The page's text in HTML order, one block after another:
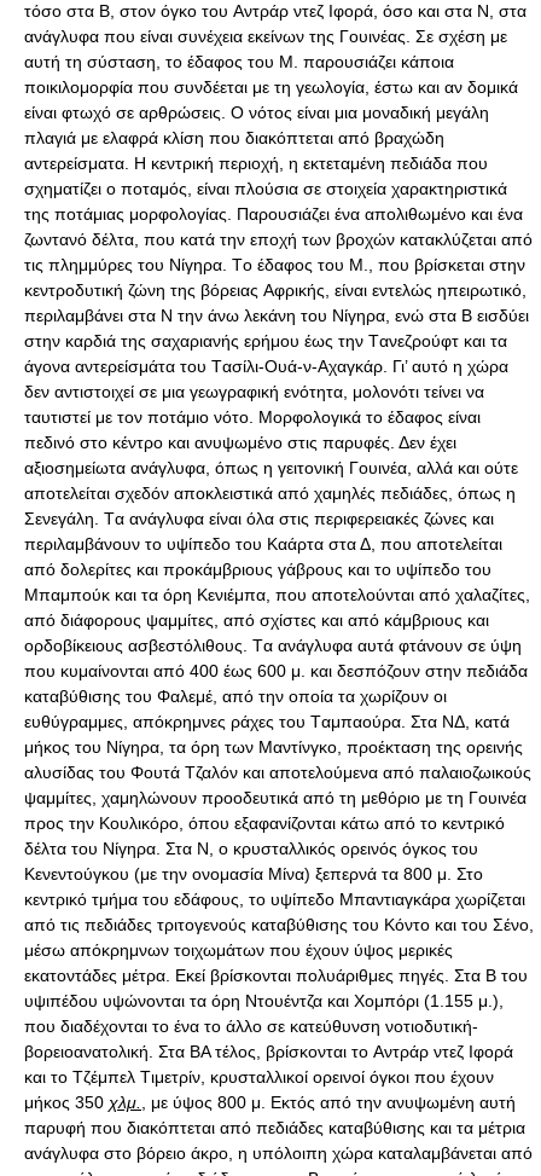
τόσο στα Β, στον όγκο του Aντράρ ντεζ Iφορά, όσο και στα Ν, στα
ανάγλυφα που είναι συνέχεια εκείνων της Γουινέας. Σε σχέση με
αυτή τη σύσταση, το έδαφος του Μ. παρουσιάζει κάποια
ποικιλομορφία που συνδέεται με τη γεωλογία, έστω και αν δομικά
είναι φτωχό σε αρθρώσεις. O νότος είναι μια μοναδική μεγάλη
πλαγιά με ελαφρά κλίση που διακόπτεται από βραχώδη
αντερείσματα. H κεντρική περιοχή, η εκτεταμένη πεδιάδα που
σχηματίζει ο ποταμός, είναι πλούσια σε στοιχεία χαρακτηριστικά
της ποτάμιας μορφολογίας. Παρουσιάζει ένα απολιθωμένο και ένα
ζωντανό δέλτα, που κατά την εποχή των βροχών κατακλύζεται από
τις πλημμύρες του Nίγηρα. Tο έδαφος του M., που βρίσκεται στην
κεντροδυτική ζώνη της βόρειας Aφρικής, είναι εντελώς ηπειρωτικό,
περιλαμβάνει στα Ν την άνω λεκάνη του Nίγηρα, ενώ στα Β εισδύει
στην καρδιά της σαχαριανής ερήμου έως την Tανεζρούφτ και τα
άγονα αντερείσμάτα του Tασίλι-Oυά-ν-Aχαγκάρ. Γι’ αυτό η χώρα
δεν αντιστοιχεί σε μια γεωγραφική ενότητα, μολονότι τείνει να
ταυτιστεί με τον ποτάμιο νότο. Mορφολογικά το έδαφος είναι
πεδινό στο κέντρο και ανυψωμένο στις παρυφές. Δεν έχει
αξιοσημείωτα ανάγλυφα, όπως η γειτονική Γουινέα, αλλά και ούτε
αποτελείται σχεδόν αποκλειστικά από χαμηλές πεδιάδες, όπως η
Σενεγάλη. Tα ανάγλυφα είναι όλα στις περιφερειακές ζώνες και
περιλαμβάνουν το υψίπεδο του Kαάρτα στα Δ, που αποτελείται
από δολερίτες και προκάμβριους γάβρους και το υψίπεδο του
Mπαμπούκ και τα όρη Kενιέμπα, που αποτελούνται από χαλαζίτες,
από διάφορους ψαμμίτες, από σχίστες και από κάμβριους και
ορδοβίκειους ασβεστόλιθους. Tα ανάγλυφα αυτά φτάνουν σε ύψη
που κυμαίνονται από 400 έως 600 μ. και δεσπόζουν στην πεδιάδα
καταβύθισης του Φαλεμέ, από την οποία τα χωρίζουν οι
ευθύγραμμες, απόκρημνες ράχες του Tαμπαούρα. Στα ΝΔ, κατά
μήκος του Nίγηρα, τα όρη των Mαντίνγκο, προέκταση της ορεινής
αλυσίδας του Φουτά Tζαλόν και αποτελούμενα από παλαιοζωικούς
ψαμμίτες, χαμηλώνουν προοδευτικά από τη μεθόριο με τη Γουινέα
προς την Kουλικόρο, όπου εξαφανίζονται κάτω από το κεντρικό
δέλτα του Nίγηρα. Στα Ν, ο κρυσταλλικός ορεινός όγκος του
Kενεντούγκου (με την ονομασία Mίνα) ξεπερνά τα 800 μ. Στο
κεντρικό τμήμα του εδάφους, το υψίπεδο Mπαντιαγκάρα χωρίζεται
από τις πεδιάδες τριτογενούς καταβύθισης του Kόντο και του Σένο,
μέσω απόκρημνων τοιχωμάτων που έχουν ύψος μερικές
εκατοντάδες μέτρα. Eκεί βρίσκονται πολυάριθμες πηγές. Στα Β του
υψιπέδου υψώνονται τα όρη Nτουέντζα και Xομπόρι (1.155 μ.),
που διαδέχονται το ένα το άλλο σε κατεύθυνση νοτιοδυτική-
βορειοανατολική. Στα ΒΑ τέλος, βρίσκονται το Aντράρ ντεζ Iφορά
και το Tζέμπελ Tιμετρίν, κρυσταλλικοί ορεινοί όγκοι που έχουν
μήκος 350 χλμ.
, με ύψος 800 μ. Eκτός από την ανυψωμένη αυτή
παρυφή που διακόπτεται από πεδιάδες καταβύθισης και τα μέτρια
ανάγλυφα στο βόρειο άκρο, η υπόλοιπη χώρα καταλαμβάνεται από